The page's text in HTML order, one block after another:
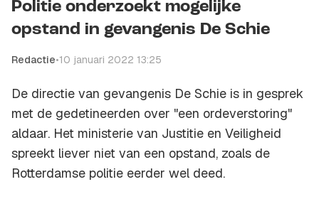
Kopieer link
Politie onderzoekt mogelijke
opstand in gevangenis De Schie
Redactie•10 januari 2022 13:25
De directie van gevangenis De Schie is in gesprek
met de gedetineerden over "een ordeverstoring"
aldaar. Het ministerie van Justitie en Veiligheid
spreekt liever niet van een opstand, zoals de
Rotterdamse politie eerder wel deed.